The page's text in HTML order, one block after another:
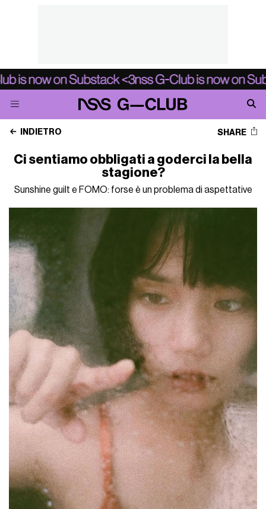
INDIETRO SHARE
Ci sentiamo obbligati a goderci la bella
stagione?
Sunshine guilt e FOMO: forse è un problema di aspettative